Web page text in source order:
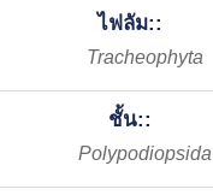
ไฟลัม::
Tracheophyta
ชั้น::
Polypodiopsida